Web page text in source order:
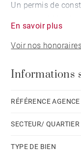
Un permis de
été purgé de tout
été également
Viabilisé en
En savoir plus
Voir nos
Informations
RÉFÉRENCE AGENCE
SECTEUR/ QUARTIER
TYPE DE BIEN